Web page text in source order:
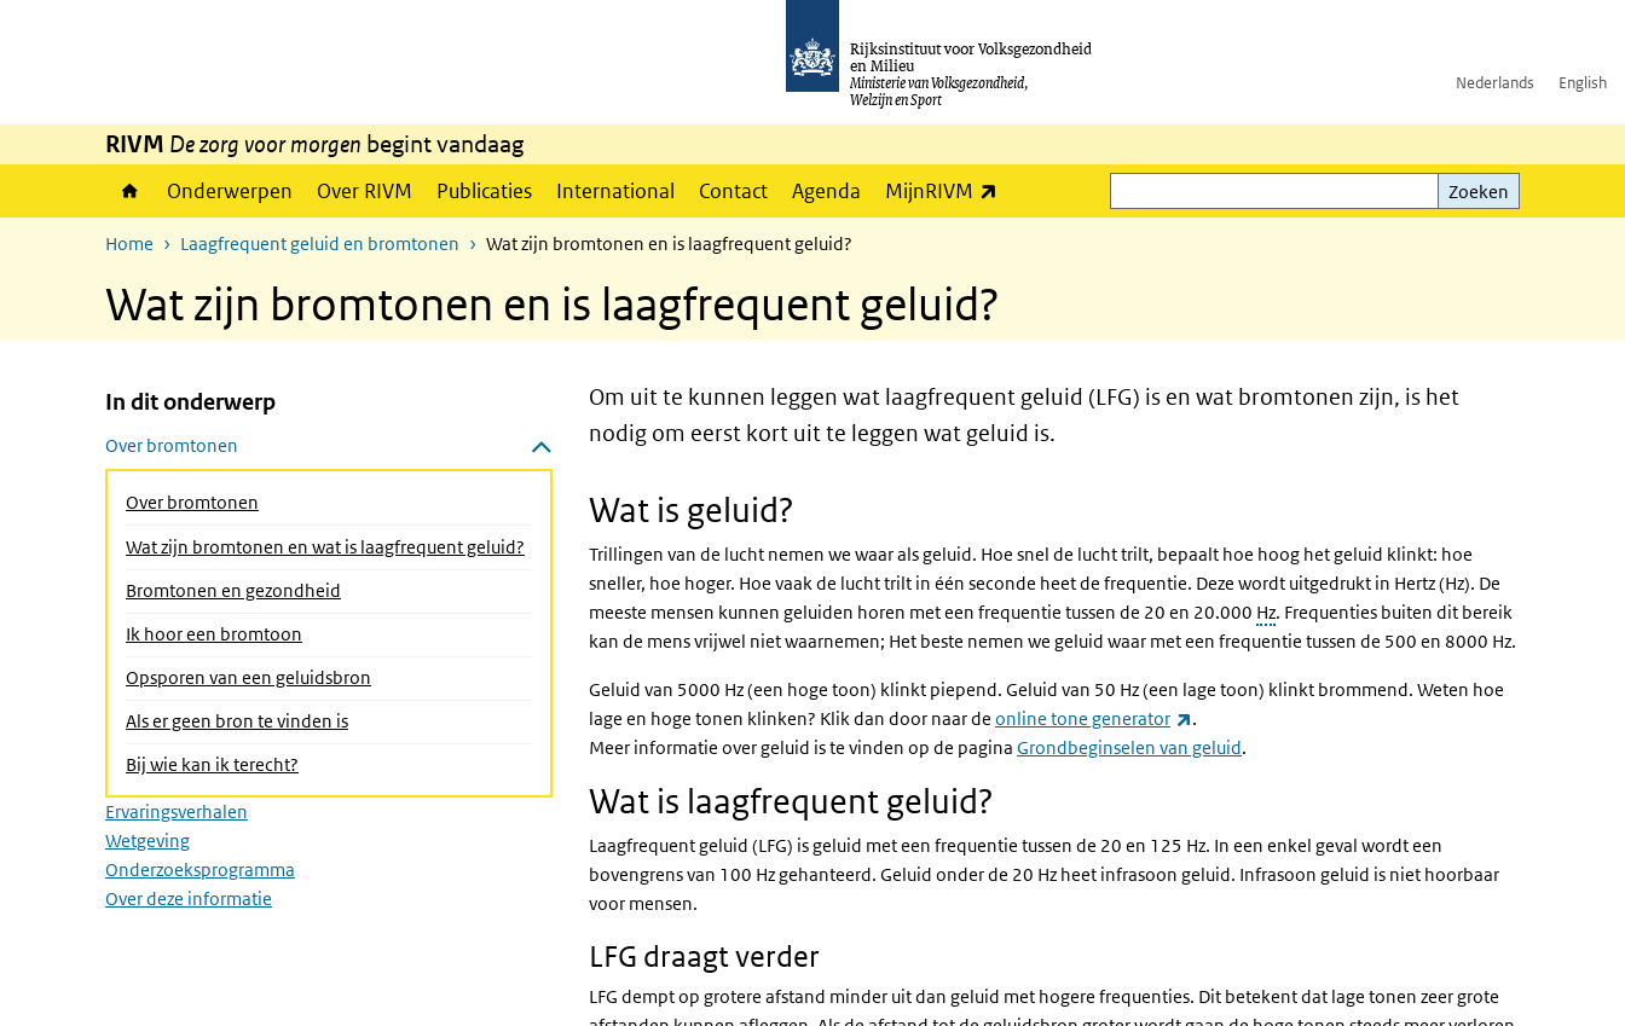
Rijksinstituut voor Volksgezondheid
en Milieu
Ministerie van Volksgezondheid,
Welzijn en Sport
Nederlands English
RIVM De zorg voor morgen begint vandaag
Onderwerpen Over RIVM Publicaties International Contact Agenda MijnRIVM
Zoeken
Zoeken
Home Laagfrequent geluid en bromtonen Wat zijn bromtonen en is laagfrequent geluid?
Wat zijn bromtonen en is laagfrequent geluid?
Overslaan menu In dit onderwerp
In dit onderwerp
Over bromtonen
Submenu sluiten
Over bromtonen
Wat zijn bromtonen en wat is laagfrequent geluid? (Actieve pagina)
Bromtonen en gezondheid
Ik hoor een bromtoon
Opsporen van een geluidsbron
Als er geen bron te vinden is
Bij wie kan ik terecht?
Ervaringsverhalen
Wetgeving
Onderzoeksprogramma
Over deze informatie
Om uit te kunnen leggen wat laagfrequent geluid (LFG) is en wat bromtonen zijn, is het
nodig om eerst kort uit te leggen wat geluid is.
Wat is geluid?
Trillingen van de lucht nemen we waar als geluid. Hoe snel de lucht trilt, bepaalt hoe hoog het geluid klinkt: hoe
sneller, hoe hoger. Hoe vaak de lucht trilt in één seconde heet de frequentie. Deze wordt uitgedrukt in Hertz (Hz). De
meeste mensen kunnen geluiden horen met een frequentie tussen de 20 en 20.000 Hz. Frequenties buiten dit bereik
kan de mens vrijwel niet waarnemen; Het beste nemen we geluid waar met een frequentie tussen de 500 en 8000 Hz.
Geluid van 5000 Hz (een hoge toon) klinkt piepend. Geluid van 50 Hz (een lage toon) klinkt brommend. Weten hoe
lage en hoge tonen klinken? Klik dan door naar de online tone generator (externe link)
.
Meer informatie over geluid is te vinden op de pagina Grondbeginselen van geluid.
Wat is laagfrequent geluid?
Laagfrequent geluid (LFG) is geluid met een frequentie tussen de 20 en 125 Hz. In een enkel geval wordt een
bovengrens van 100 Hz gehanteerd. Geluid onder de 20 Hz heet infrasoon geluid. Infrasoon geluid is niet hoorbaar
voor mensen.
LFG draagt verder
LFG dempt op grotere afstand minder uit dan geluid met hogere frequenties. Dit betekent dat lage tonen zeer grote